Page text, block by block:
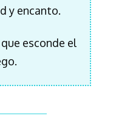
y encanto.
esconde el